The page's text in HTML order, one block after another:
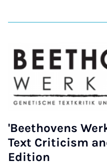
'Beethovens
Text Criticism
Edition